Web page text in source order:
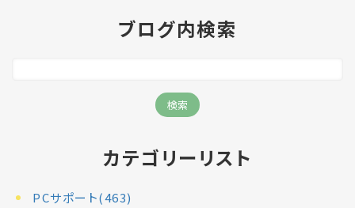
ブログ内検索
カテゴリーリスト
PCサポート(463)